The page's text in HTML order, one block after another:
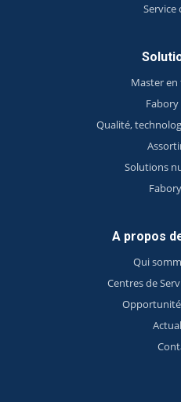
Service
Master
Fabory
Qualité,
Solutions
A propos
Qui
Centres de